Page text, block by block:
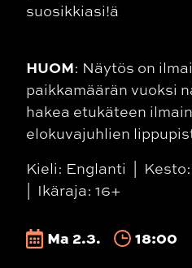
suosikkiasi!ä
HUOM: Näytös on
paikkamäärän vuoksi
hakea etukäteen
elokuvajuhlien
Kieli: Englanti
Ikäraja: 16+
Ma 2.3. 18:00